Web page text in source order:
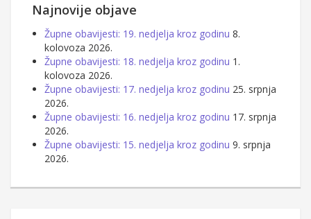
Najnovije objave
Župne obavijesti: 19. nedjelja kroz godinu 8.
kolovoza 2026.
Župne obavijesti: 18. nedjelja kroz godinu 1.
kolovoza 2026.
Župne obavijesti: 17. nedjelja kroz godinu 25. srpnja
2026.
Župne obavijesti: 16. nedjelja kroz godinu 17. srpnja
2026.
Župne obavijesti: 15. nedjelja kroz godinu 9. srpnja
2026.